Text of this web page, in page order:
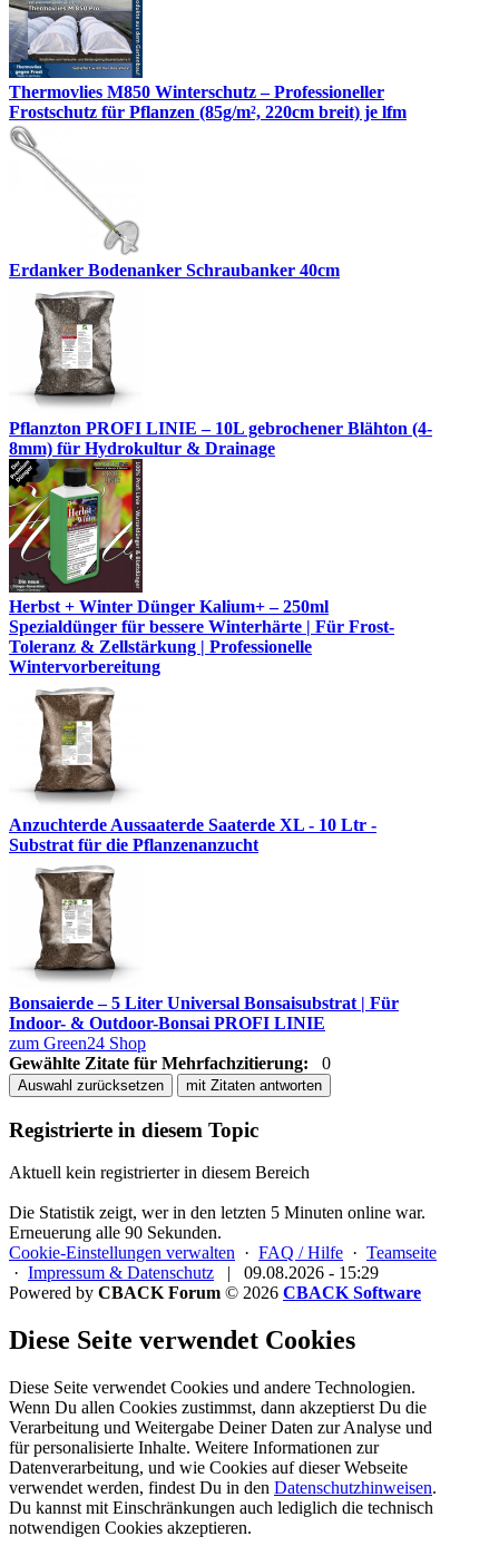
Thermovlies M850 Winterschutz – Professioneller
Frostschutz für Pflanzen (85g/m², 220cm breit) je lfm
Erdanker Bodenanker Schraubanker 40cm
Pflanzton PROFI LINIE – 10L gebrochener Blähton (4-
8mm) für Hydrokultur & Drainage
Herbst + Winter Dünger Kalium+ – 250ml
Spezialdünger für bessere Winterhärte | Für Frost-
Toleranz & Zellstärkung | Professionelle
Wintervorbereitung
Anzuchterde Aussaaterde Saaterde XL - 10 Ltr -
Substrat für die Pflanzenanzucht
Bonsaierde – 5 Liter Universal Bonsaisubstrat | Für
Indoor- & Outdoor-Bonsai PROFI LINIE
zum Green24 Shop
Gewählte Zitate für Mehrfachzitierung:
0
Auswahl zurücksetzen mit Zitaten antworten
Registrierte in diesem Topic
Aktuell kein registrierter in diesem Bereich
Die Statistik zeigt, wer in den letzten 5 Minuten online war.
Erneuerung alle 90 Sekunden.
Cookie-Einstellungen verwalten · FAQ / Hilfe · Teamseite
· Impressum & Datenschutz |
09.08.2026 - 15:29
Powered by CBACK Forum © 2026 CBACK Software
Diese Seite verwendet Cookies
Diese Seite verwendet Cookies und andere Technologien.
Wenn Du allen Cookies zustimmst, dann akzeptierst Du die
Verarbeitung und Weitergabe Deiner Daten zur Analyse und
für personalisierte Inhalte. Weitere Informationen zur
Datenverarbeitung, und wie Cookies auf dieser Webseite
verwendet werden, findest Du in den Datenschutzhinweisen.
Du kannst mit Einschränkungen auch lediglich die technisch
notwendigen Cookies akzeptieren.